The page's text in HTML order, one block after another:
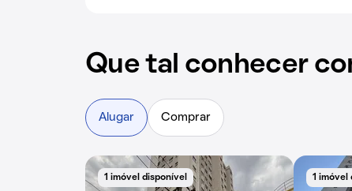
Que tal conhecer
Alugar Comprar
1 imóvel disponível 1 imóvel